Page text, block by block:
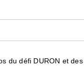
du défi DURON et